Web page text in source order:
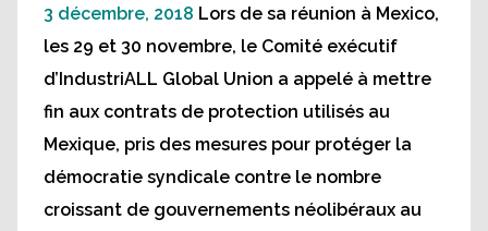
3 décembre, 2018 Lors de sa réunion à Mexico,
les 29 et 30 novembre, le Comité exécutif
d’IndustriALL Global Union a appelé à mettre
fin aux contrats de protection utilisés au
Mexique, pris des mesures pour protéger la
démocratie syndicale contre le nombre
croissant de gouvernements néolibéraux au